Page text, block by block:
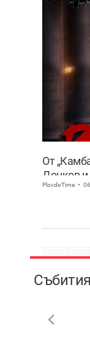
От
Донков
PlovdivTime